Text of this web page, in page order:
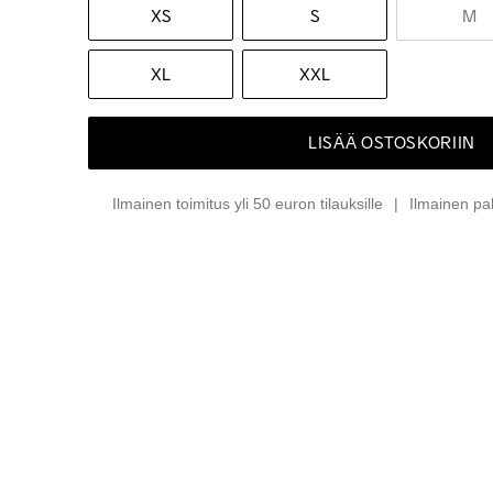
XS S M
XL XXL
LISÄÄ OSTOSKORIIN
Ilmainen toimitus yli 50 euron tilauksille Ilmainen